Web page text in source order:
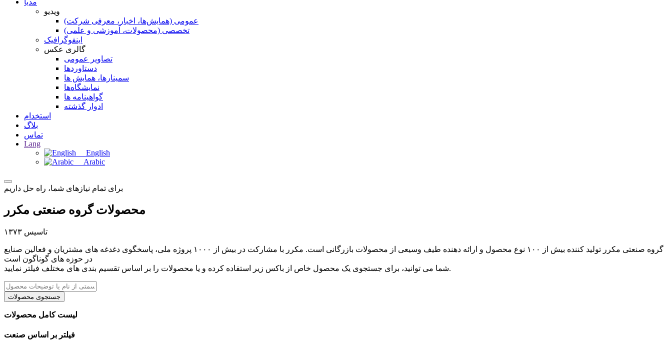
مدیا
ویدیو
عمومی (همایش‌ها، اخبار، معرفی شرکت)
تخصصی (محصولات، آموزشی و علمی)
اینفوگرافیک
گالری عکس
تصاویر عمومی
دستاوردها
سمینارها، همایش ها
نمایشگاه‌ها
گواهینامه ها
ادوار گذشته
استخدام
بلاگ
تماس
Lang
English
Arabic
برای تمام نیازهای شما، راه حل داریم
محصولات گروه صنعتی مکرر
تاسیس ۱۳۷۳
گروه صنعتی مکرر تولید کننده بیش از ۱۰۰ نوع محصول و ارائه دهنده طیف وسیعی از محصولات بازرگانی است. مکرر با مشارکت در بیش از ۱۰۰۰ پروژه ملی، پاسخگوی دغدغه های مشتریان و فعالین صنایع
در حوزه های گوناگون است
شما می توانید، برای جستجوی یک محصول خاص از باکس زیر استفاده کرده و یا محصولات را بر اساس تقسیم بندی های مختلف فیلتر نمایید.
لیست کامل محصولات
فیلتر بر اساس صنعت